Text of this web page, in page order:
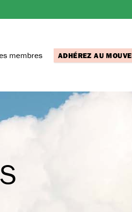
membres ADHÉREZ AU